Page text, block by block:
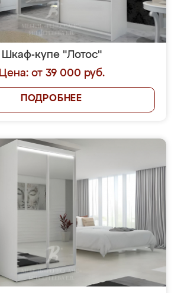
Шкаф-купе "Лотос"
Цена: от 39 000 руб.
ПОДРОБНЕЕ